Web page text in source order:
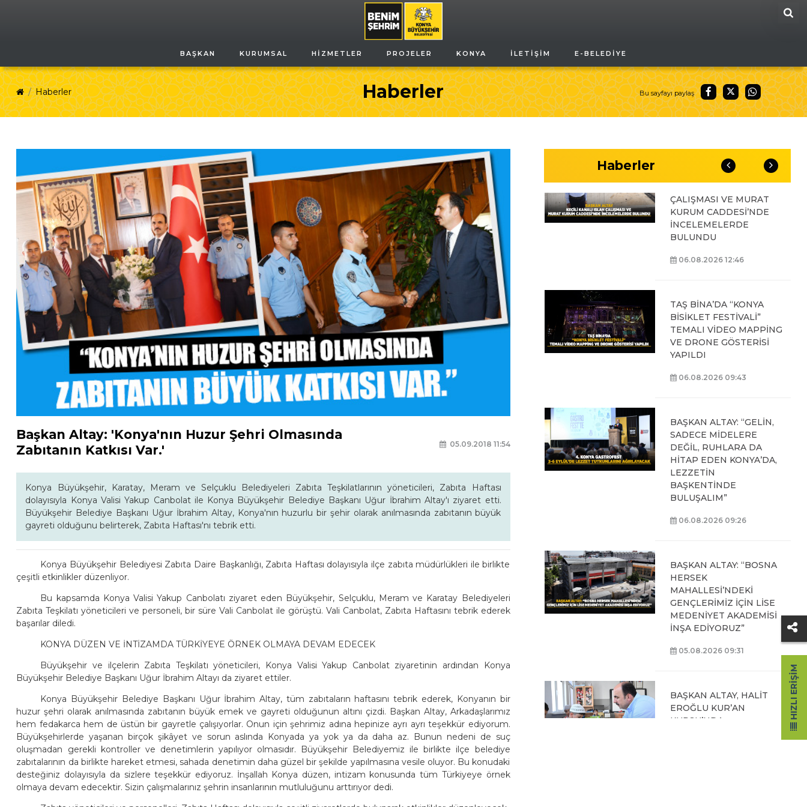
BAŞKAN KURUMSAL HIZMETLER PROJELER KONYA İLETIŞIM E-BELEDIYE
Haberler
Haberler Bu sayfayı paylaş
Başkan Altay: 'Konya'nın Huzur Şehri Olmasında
Zabıtanın Katkısı Var.'
05.09.2018 11:54
Konya Büyükşehir, Karatay, Meram ve Selçuklu Belediyeleri Zabıta Teşkilatlarının yöneticileri, Zabıta Haftası
dolayısıyla Konya Valisi Yakup Canbolat ile Konya Büyükşehir Belediye Başkanı Uğur İbrahim Altay'ı ziyaret etti.
Büyükşehir Belediye Başkanı Uğur İbrahim Altay, Konya'nın huzurlu bir şehir olarak anılmasında zabıtanın büyük
gayreti olduğunu belirterek, Zabıta Haftası'nı tebrik etti.
Konya Büyükşehir Belediyesi Zabıta Daire Başkanlığı, Zabıta Haftası dolayısıyla ilçe zabıta müdürlükleri ile birlikte
çeşitli etkinlikler düzenliyor.
Bu kapsamda Konya Valisi Yakup Canbolatı ziyaret eden Büyükşehir, Selçuklu, Meram ve Karatay Belediyeleri
Zabıta Teşkilatı yöneticileri ve personeli, bir süre Vali Canbolat ile görüştü. Vali Canbolat, Zabıta Haftasını tebrik ederek
başarılar diledi.
KONYA DÜZEN VE İNTİZAMDA TÜRKİYEYE ÖRNEK OLMAYA DEVAM EDECEK
Büyükşehir ve ilçelerin Zabıta Teşkilatı yöneticileri, Konya Valisi Yakup Canbolat ziyaretinin ardından Konya
Büyükşehir Belediye Başkanı Uğur İbrahim Altayı da ziyaret ettiler.
Konya Büyükşehir Belediye Başkanı Uğur İbrahim Altay, tüm zabıtaların haftasını tebrik ederek, Konyanın bir
huzur şehri olarak anılmasında zabıtanın büyük emek ve gayreti olduğunun altını çizdi. Başkan Altay, Arkadaşlarımız
hem fedakarca hem de üstün bir gayretle çalışıyorlar. Onun için şehrimiz adına hepinize ayrı ayrı teşekkür ediyorum.
Büyükşehirlerde yaşanan birçok şikâyet ve sorun aslında Konyada ya yok ya da daha az. Bunun nedeni de suç
oluşmadan gerekli kontroller ve denetimlerin yapılıyor olmasıdır. Büyükşehir Belediyemiz ile birlikte ilçe belediye
zabıtalarının da birlikte hareket etmesi, sahada denetimin daha güzel bir şekilde yapılmasına vesile oluyor. Bu konudaki
desteğiniz dolayısıyla da sizlere teşekkür ediyoruz. İnşallah Konya düzen, intizam konusunda tüm Türkiyeye örnek
olmaya devam edecektir. Sizin çalışmalarınız şehrin insanlarının mutluluğunu arttırıyor dedi.
Haberler
OYUNLARI’NIN FİNAL
TURUNDA
ÖĞRENCİLERİN
HEYECANINI PAYLAŞTI
BAŞKAN ALTAY, KEÇİLİ
ÇALIŞMASI VE MURAT
KURUM CADDESİ’NDE
İNCELEMELERDE
BULUNDU
06.08.2026 12:46
TAŞ BİNA’DA “KONYA
BİSİKLET FESTİVALİ”
TEMALI VİDEO MAPPİNG
VE DRONE GÖSTERİSİ
YAPILDI
06.08.2026 09:43
BAŞKAN ALTAY: “GELİN,
SADECE MİDELERE
DEĞİL, RUHLARA DA
HİTAP EDEN KONYA’DA,
LEZZETİN
BAŞKENTİNDE
BULUŞALIM”
06.08.2026 09:26
BAŞKAN ALTAY: “BOSNA
HERSEK
MAHALLESİ’NDEKİ
GENÇLERİMİZ İÇİN LİSE
MEDENİYET AKADEMİSİ
İNŞA EDİYORUZ”
05.08.2026 09:31
BAŞKAN ALTAY, HALİT
EROĞLU KUR’AN
KURSU’NDA
HIZLI ERIŞIM